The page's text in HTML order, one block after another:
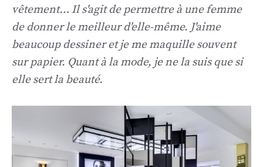
vêtement… Il s'agit de permettre à une femme
de donner le meilleur d'elle-même. J'aime
beaucoup dessiner et je me maquille souvent
sur papier. Quant à la mode, je ne la suis que si
elle sert la beauté.